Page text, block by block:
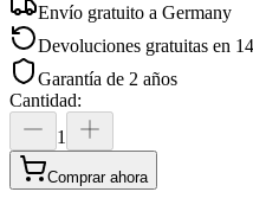
Envío gratuito a Germany
Devoluciones gratuitas en
Garantía de 2 años
Cantidad:
1
Comprar ahora